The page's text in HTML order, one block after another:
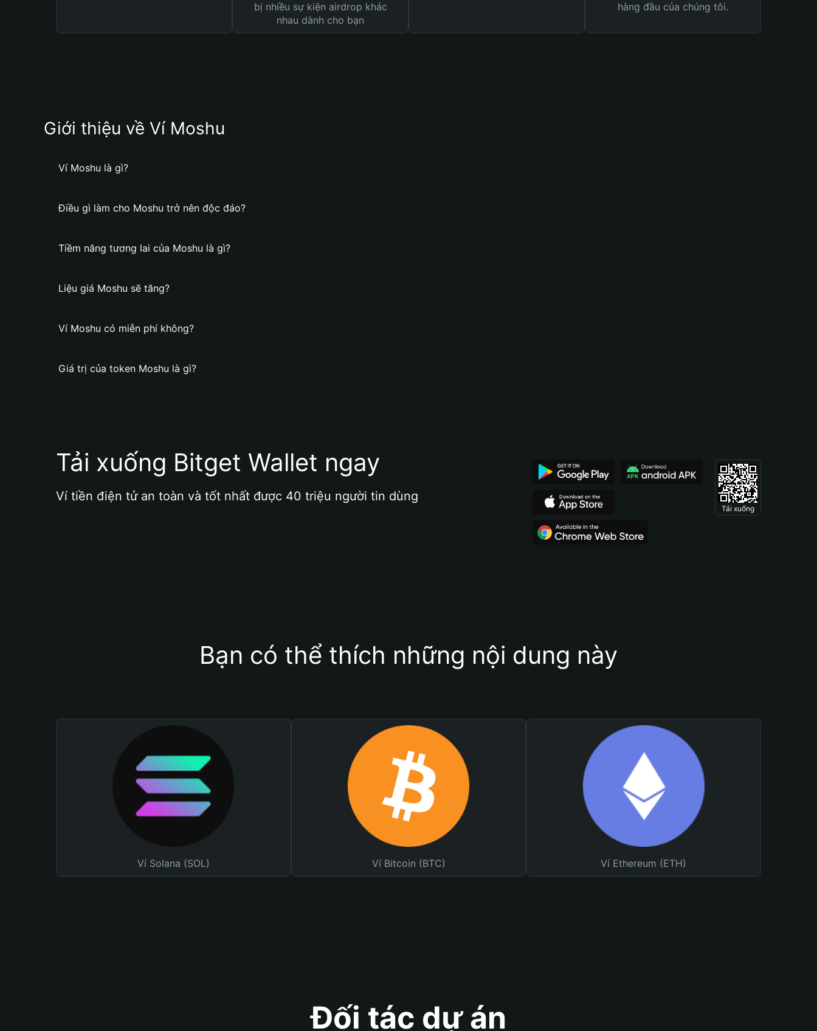
bị nhiều sự kiện airdrop khác
nhau dành cho bạn
hàng đầu của chúng tôi.
Giới thiệu về Ví Moshu
Ví Moshu là gì?
Điều gì làm cho Moshu trở nên độc đáo?
Tiềm năng tương lai của Moshu là gì?
Liệu giá Moshu sẽ tăng?
Ví Moshu có miễn phí không?
Giá trị của token Moshu là gì?
Tải xuống Bitget Wallet ngay
Ví tiền điện tử an toàn và tốt nhất được 40 triệu người tin dùng
Tải xuống
Bạn có thể thích những nội dung này
Ví Solana (SOL) Ví Bitcoin (BTC) Ví Ethereum (ETH)
Đối tác dự án